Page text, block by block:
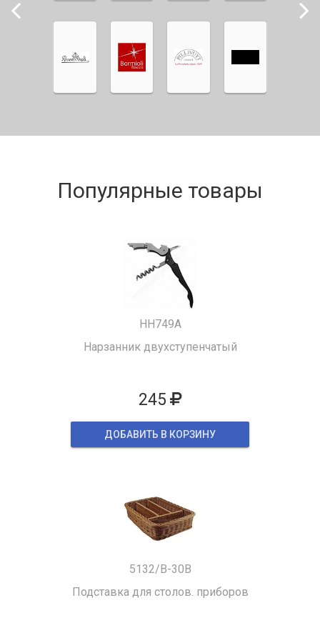
Популярные товары
HH749A
Нарзанник двухступенчатый
245
ДОБАВИТЬ В КОРЗИНУ
5132/B-30B
Подставка для столов. приборов